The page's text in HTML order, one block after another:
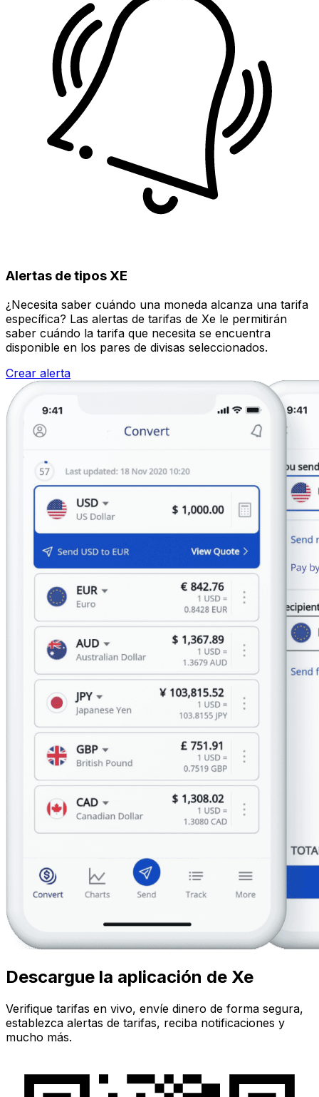
Alertas de tipos XE
¿Necesita saber cuándo una moneda alcanza una tarifa
específica? Las alertas de tarifas de Xe le permitirán
saber cuándo la tarifa que necesita se encuentra
disponible en los pares de divisas seleccionados.
Crear alerta
Descargue la aplicación de Xe
Verifique tarifas en vivo, envíe dinero de forma segura,
establezca alertas de tarifas, reciba notificaciones y
mucho más.